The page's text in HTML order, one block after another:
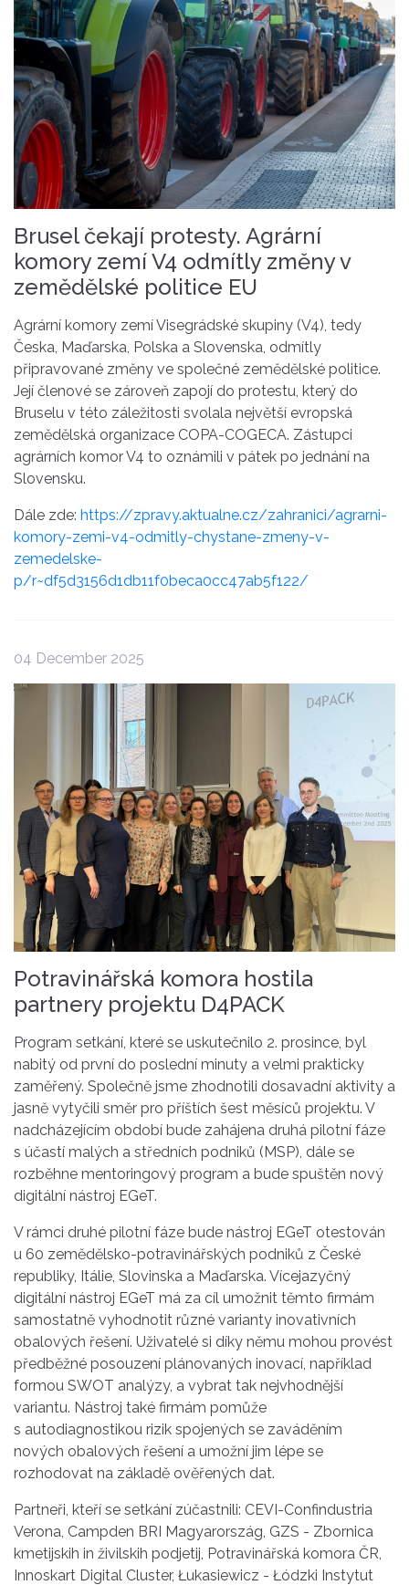
Brusel čekají protesty. Agrární
komory zemí V4 odmítly změny v
zemědělské politice EU
Agrární komory zemí Visegrádské skupiny (V4), tedy
Česka, Maďarska, Polska a Slovenska, odmítly
připravované změny ve společné zemědělské politice.
Její členové se zároveň zapojí do protestu, který do
Bruselu v této záležitosti svolala největší evropská
zemědělská organizace COPA-COGECA. Zástupci
agrárních komor V4 to oznámili v pátek po jednání na
Slovensku.
Dále zde: https://zpravy.aktualne.cz/zahranici/agrarni-
komory-zemi-v4-odmitly-chystane-zmeny-v-
zemedelske-
p/r~df5d3156d1db11f0beca0cc47ab5f122/
04 December 2025
Potravinářská komora hostila
partnery projektu D4PACK
Program setkání, které se uskutečnilo 2. prosince, byl
nabitý od první do poslední minuty a velmi prakticky
zaměřený. Společně jsme zhodnotili dosavadní aktivity a
jasně vytyčili směr pro příštích šest měsíců projektu. V
nadcházejícím období bude zahájena druhá pilotní fáze
s účastí malých a středních podniků (MSP), dále se
rozběhne mentoringový program a bude spuštěn nový
digitální nástroj EGeT.
V rámci druhé pilotní fáze bude nástroj EGeT otestován
u 60 zemědělsko-potravinářských podniků z České
republiky, Itálie, Slovinska a Maďarska. Vícejazyčný
digitální nástroj EGeT má za cíl umožnit těmto firmám
samostatně vyhodnotit různé varianty inovativních
obalových řešení. Uživatelé si díky němu mohou provést
předběžné posouzení plánovaných inovací, například
formou SWOT analýzy, a vybrat tak nejvhodnější
variantu. Nástroj také firmám pomůže
s autodiagnostikou rizik spojených se zaváděním
nových obalových řešení a umožní jim lépe se
rozhodovat na základě ověřených dat.
Partneři, kteří se setkání zúčastnili: CEVI-Confindustria
Verona, Campden BRI Magyarország, GZS - Zbornica
kmetijskih in živilskih podjetij, Potravinářská komora ČR,
Innoskart Digital Cluster, Łukasiewicz - Łódzki Instytut